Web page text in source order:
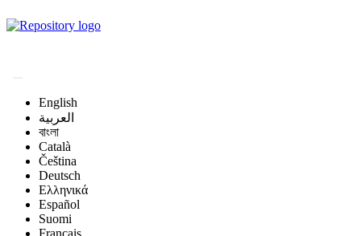
English
العربية
বাংলা
Català
Čeština
Deutsch
Ελληνικά
Español
Suomi
Français